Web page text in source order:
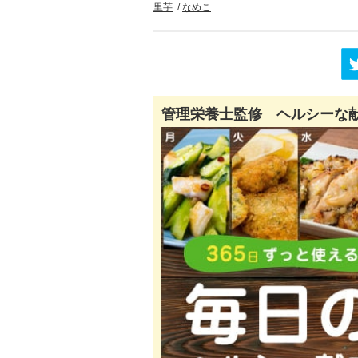
里芋 なめこ
管理栄養士監修 ヘルシーな